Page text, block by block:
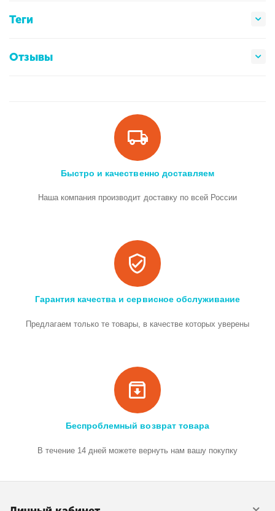
Теги
Отзывы
Быстро и качественно доставляем
Наша компания производит доставку по всей России
Гарантия качества и сервисное обслуживание
Предлагаем только те товары, в качестве которых уверены
Беспроблемный возврат товара
В течение 14 дней можете вернуть нам вашу покупку